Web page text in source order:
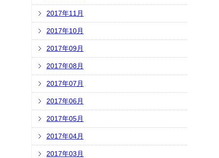
2017年11月
2017年10月
2017年09月
2017年08月
2017年07月
2017年06月
2017年05月
2017年04月
2017年03月